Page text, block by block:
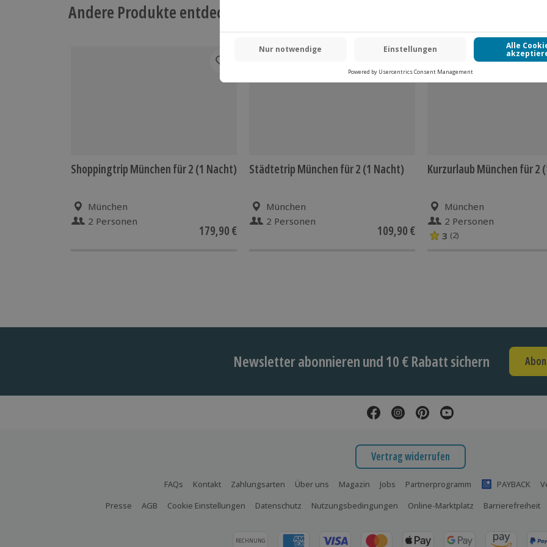
Andere Produkte entdecken
Shoppingtrip München für 2 (1 Nacht)
München
2 Personen
179,90 €
Städtetrip München für 2 (1 Nacht)
München
2 Personen
109,90 €
Kurzurlaub München für 2
München
2 Personen
3 (2)
Newsletter abonnieren und 10 € Rabatt sichern
Vertrag widerrufen
FAQs Kontakt Zahlungsarten Über uns Magazin Jobs Partnerprogramm PAYBACK
Presse
AGB Cookie Einstellungen Datenschutz Nutzungsbedingungen Online-Marktplatz Barrierefreiheit
RECHNUNG